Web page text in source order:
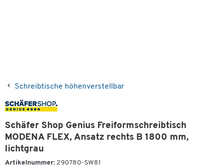
Schreibtische höhenverstellbar
Schäfer Shop Genius Freiformschreibtisch
MODENA FLEX, Ansatz rechts B 1800 mm,
lichtgrau
Artikelnummer: 290780-SW81